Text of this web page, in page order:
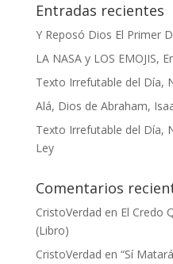
Entradas recientes
Y Reposó Dios El Primer
LA NASA y LOS EMOJIS,
Texto Irrefutable del Día,
Alá, Dios de Abraham,
Texto Irrefutable del Día,
Ley
Comentarios
CristoVerdad en El Credo
(Libro)
CristoVerdad en “Sí